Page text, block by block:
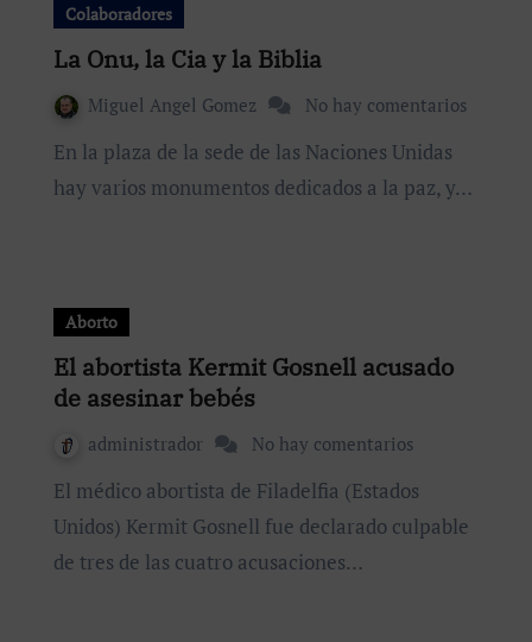
Colaboradores
La Onu, la Cia y la Biblia
Miguel Angel Gomez No hay comentarios
En la plaza de la sede de las Naciones Unidas
hay varios monumentos dedicados a la paz, y…
Aborto
El abortista Kermit Gosnell acusado
de asesinar bebés
administrador No hay comentarios
El médico abortista de Filadelfia (Estados
Unidos) Kermit Gosnell fue declarado culpable
de tres de las cuatro acusaciones…